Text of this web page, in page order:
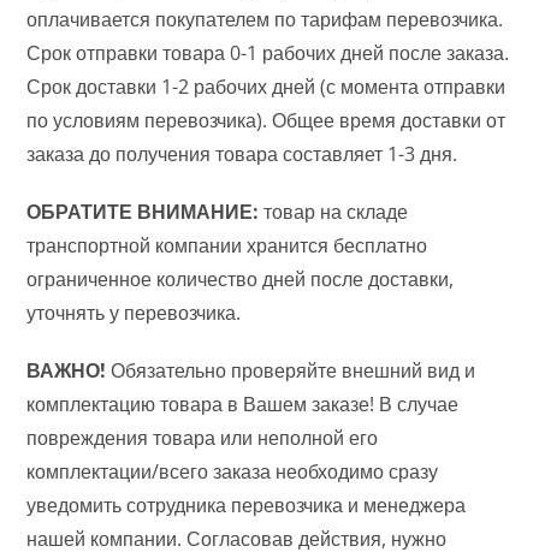
оплачивается покупателем по тарифам перевозчика.
Срок отправки товара 0-1 рабочих дней после заказа.
Срок доставки 1-2 рабочих дней (с момента отправки
по условиям перевозчика). Общее время доставки от
заказа до получения товара составляет 1-3 дня.
ОБРАТИТЕ ВНИМАНИЕ: товар на складе
транспортной компании хранится бесплатно
ограниченное количество дней после доставки,
уточнять у перевозчика.
ВАЖНО! Обязательно проверяйте внешний вид и
комплектацию товара в Вашем заказе! В случае
повреждения товара или неполной его
комплектации/всего заказа необходимо сразу
уведомить сотрудника перевозчика и менеджера
нашей компании. Согласовав действия, нужно